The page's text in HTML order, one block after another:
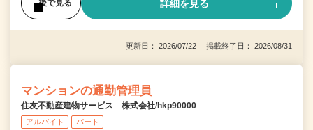
後で見る 詳細を見る
更新日： 2026/07/22 掲載終了日： 2026/08/31
マンションの通勤管理員
住友不動産建物サービス 株式会社/hkp90000
アルバイト パート